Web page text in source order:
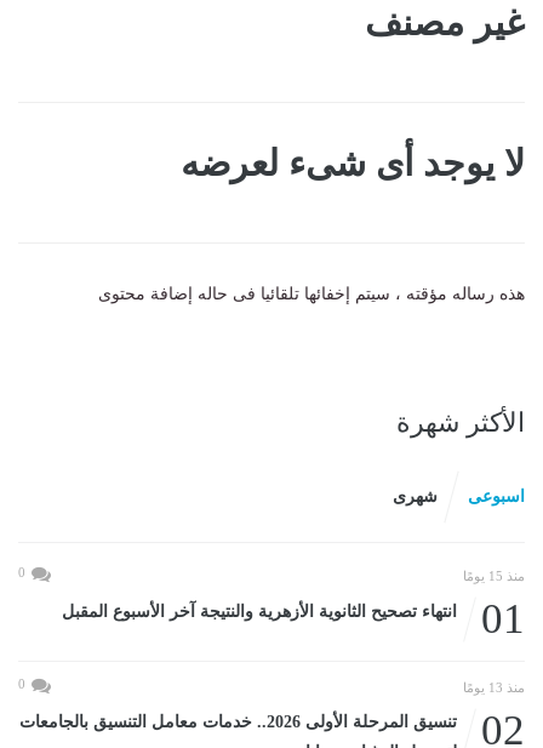
غير مصنف
لا يوجد أى شىء لعرضه
هذه رساله مؤقته ، سيتم إخفائها تلقائيا فى حاله إضافة محتوى
الأكثر شهرة
اسبوعى شهرى
منذ 15 يومًا 0
01 انتهاء تصحيح الثانوية الأزهرية والنتيجة آخر الأسبوع المقبل
منذ 13 يومًا 0
02
تنسيق المرحلة الأولى 2026.. خدمات معامل التنسيق بالجامعات